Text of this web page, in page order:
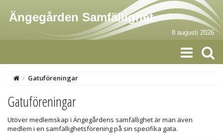
Ängegården Samfällighet
8 augusti 2026
/ Gatuföreningar
Gatuföreningar
Utöver medlemskap i Ängegårdens samfällighet är man även
medlem i en samfällighetsförening på sin specifika gata.